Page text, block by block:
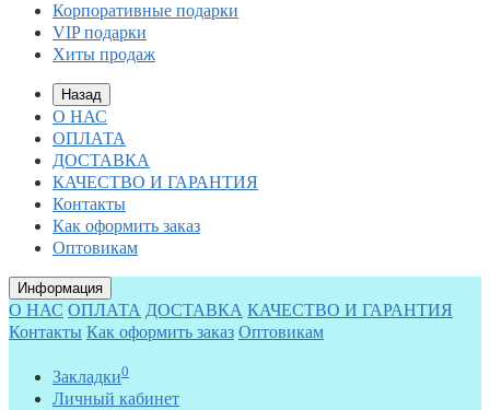
Корпоративные подарки
VIP подарки
Хиты продаж
Назад
О НАС
ОПЛАТА
ДОСТАВКА
КАЧЕСТВО И ГАРАНТИЯ
Контакты
Как оформить заказ
Оптовикам
Информация
О НАС ОПЛАТА ДОСТАВКА КАЧЕСТВО И ГАРАНТИЯ
Контакты Как оформить заказ Оптовикам
Закладки0
Личный кабинет